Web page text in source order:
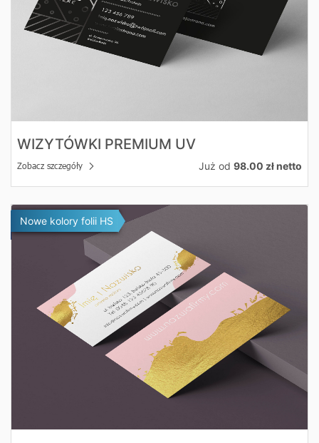
WIZYTÓWKI PREMIUM UV
Już od 98.00 zł netto
Zobacz szczegóły
Nowe kolory folii HS
Zobacz szczegóły Wizytówki Hot Stamping